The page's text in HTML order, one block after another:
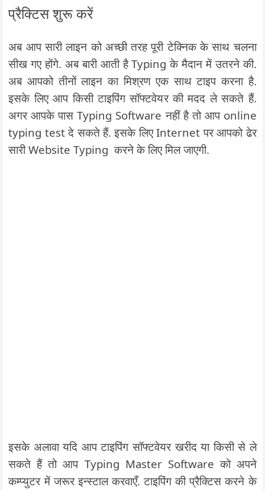
प्रैक्टिस शुरू करें
अब आप सारी लाइन को अच्छी तरह पूरी टेक्निक के साथ चलना
सीख गए होंगे. अब बारी आती है Typing के मैदान में उतरने की.
अब आपको तीनों लाइन का मिश्रण एक साथ टाइप करना है.
इसके लिए आप किसी टाइपिंग सॉफ्टवेयर की मदद ले सकते हैं.
अगर आपके पास Typing Software नहीं है तो आप online
typing test दे सकते हैं. इसके लिए Internet पर आपको ढेर
सारी Website Typing करने के लिए मिल जाएगी.
इसके अलावा यदि आप टाइपिंग सॉफ्टवेयर खरीद या किसी से ले
सकते हैं तो आप Typing Master Software को अपने
कम्प्युटर में जरूर इन्स्टाल करवाएँ. टाइपिंग की प्रैक्टिस करने के